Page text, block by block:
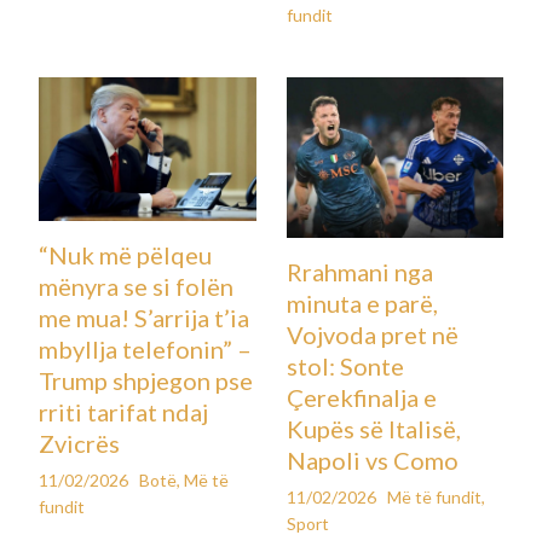
fundit
“Nuk më pëlqeu
mënyra se si folën
me mua! S’arrija t’ia
mbyllja telefonin” –
Trump shpjegon pse
rriti tarifat ndaj
Zvicrës
11/02/2026 Botë,Më të
fundit
Rrahmani nga
minuta e parë,
Vojvoda pret në
stol: Sonte
Çerekfinalja e
Kupës së Italisë,
Napoli vs Como
11/02/2026 Më të fundit,
Sport